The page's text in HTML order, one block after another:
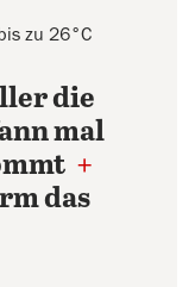
zu 26°C
die
mal
+
das